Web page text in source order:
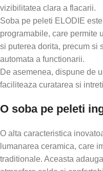
vizibilitatea clara a flacarii.
Soba pe peleti ELODIE
programabile, care permite
si puterea dorita, precum si
automata a functionarii.
De asemenea, dispune de
faciliteaza curatarea si
O soba pe peleti
O alta caracteristica
lumanarea ceramica, care
traditionale. Aceasta